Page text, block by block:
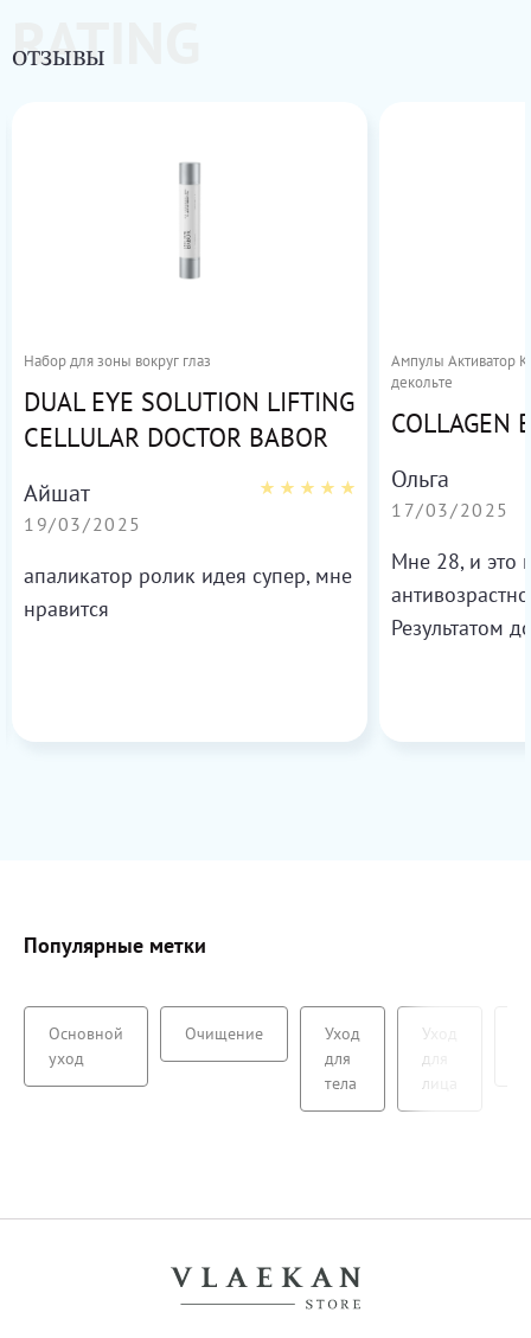
RATING
ОТЗЫВЫ
Набор для зоны вокруг глаз
DUAL EYE SOLUTION LIFTING
CELLULAR DOCTOR BABOR
Айшат
19/03/2025
апаликатор ролик идея супер, мне
нравится
Ампулы Активатор
декольте
COLLAGEN
Ольга
17/03/2025
Мне 28, и это
Результатом
Популярные метки
Основной
уход
Очищение
Уход
для
тела
Уход
для
лица